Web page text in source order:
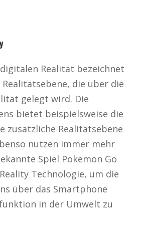
Realität bezeichnet
die über die
gelegt wird. Die
bietet beispielsweise die
zusätzliche Realitätsebene
nutzen immer mehr
Spiel Pokemon Go
Technologie, um die
über das Smartphone
in der Umwelt zu